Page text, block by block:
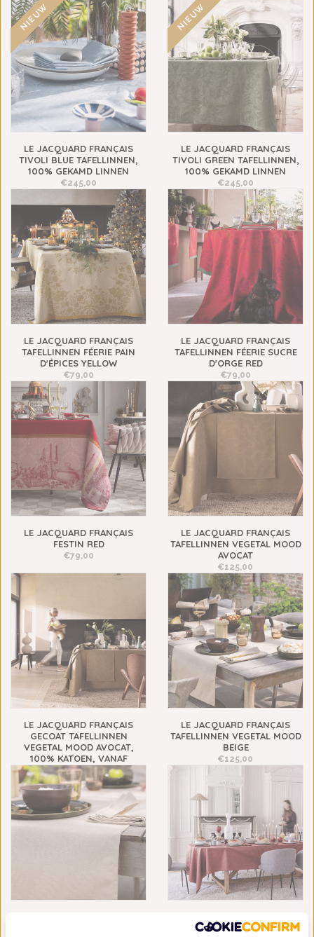
NIEUW
LE JACQUARD FRANÇAIS
TIVOLI BLUE TAFELLINNEN,
100% GEKAMD LINNEN
€245,00
NIEUW
LE JACQUARD FRANÇAIS
TIVOLI GREEN TAFELLINNEN,
100% GEKAMD LINNEN
€245,00
LE JACQUARD FRANÇAIS
TAFELLINNEN FÉERIE PAIN
D'ÉPICES YELLOW
€79,00
LE JACQUARD FRANÇAIS
TAFELLINNEN FÉERIE SUCRE
D'ORGE RED
€79,00
LE JACQUARD FRANÇAIS
FESTIN RED
€79,00
LE JACQUARD FRANÇAIS
TAFELLINNEN VEGETAL MOOD
AVOCAT
€125,00
LE JACQUARD FRANÇAIS
GECOAT TAFELLINNEN
VEGETAL MOOD AVOCAT,
100% KATOEN, VANAF
€149,00
LE JACQUARD FRANÇAIS
TAFELLINNEN VEGETAL MOOD
BEIGE
€125,00
TAFELLINNEN VEGETAL MOOD